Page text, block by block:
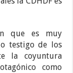
que es muy
testigo de los
la coyuntura
como